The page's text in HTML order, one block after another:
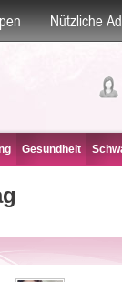
Nützliche
Gesundheit